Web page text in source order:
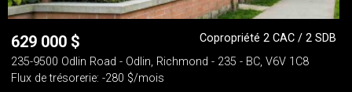
629 000 $
Copropriété 2 CAC / 2 SDB
235-9500 Odlin Road - Odlin, Richmond - 235 - BC, V6V 1C8
Flux de trésorerie: -280 $/mois